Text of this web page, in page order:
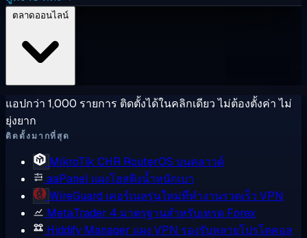
แอปกว่า 1,000 รายการ ติดตั้งได้ในคลิกเดียว ไม่ต้องตั้งค่า ไม่
ยุ่งยาก
ติดตั้งมากที่สุด
MikroTik CHR RouterOS บนคลาวด์
aaPanel แผงโฮสติงน้ำหนักเบา
WireGuard เคอร์เนลรุ่นใหม่ที่ทำงานรวดเร็ว VPN
MetaTrader 4 มาตรฐานสำหรับเทรด Forex
Hiddify Manager แผง VPN รองรับหลายโปรโตคอล